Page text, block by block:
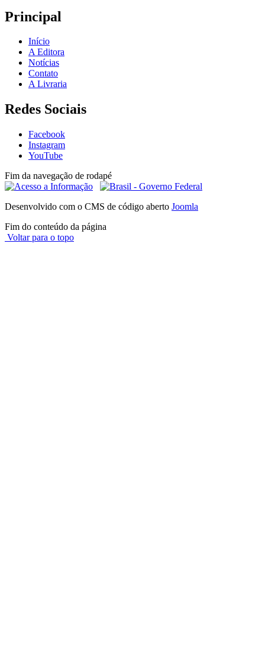
Principal
Início
A Editora
Notícias
Contato
A Livraria
Redes Sociais
Facebook
Instagram
YouTube
Fim da navegação de rodapé
Desenvolvido com o CMS de código aberto Joomla
Fim do conteúdo da página
Voltar para o topo